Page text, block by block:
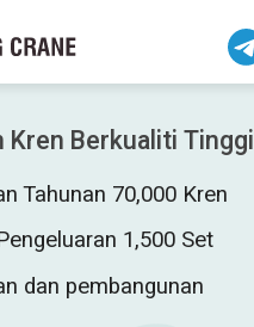
Kren Berkualiti Tinggi
Tahunan 70,000 Kren
1,500 Set
dan pembangunan